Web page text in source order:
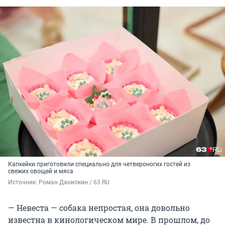
Капкейки приготовили специально для четвероногих гостей из
свежих овощей и мяса
Источник: Роман Данилкин / 63.RU
— Невеста — собака непростая, она довольно
известна в кинологическом мире. В прошлом, до